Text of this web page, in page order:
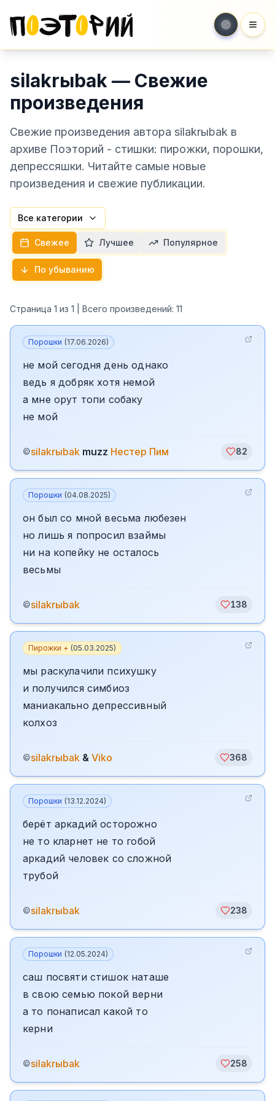
silakrыbak — Свежие
произведения
Свежие произведения автора silakrыbak в
архиве Поэторий - стишки: пирожки, порошки,
депрессяшки. Читайте самые новые
произведения и свежие публикации.
Все категории
Свежее Лучшее Популярное
По убыванию
Страница 1 из 1 | Всего произведений: 11
Порошки (17.06.2026)
не мой сегодня день однако
ведь я добряк хотя немой
а мне орут топи собаку
не мой
©silakrыbak muzz ️Нестер Пим 82
Порошки (04.08.2025)
он был со мной весьма любезен
но лишь я попросил взаймы
ни на копейку не осталось
весьмы
©silakrыbak 138
Пирожки + (05.03.2025)
мы раскулачили психушку
и получился симбиоз
маниакально депрессивный
колхоз
©silakrыbak & Viko 368
Порошки (13.12.2024)
берёт аркадий осторожно
не то кларнет не то гобой
аркадий человек со сложной
трубой
©silakrыbak 238
Порошки (12.05.2024)
саш посвяти стишок наташе
в свою семью покой верни
а то понаписал какой то
керни
©silakrыbak 258